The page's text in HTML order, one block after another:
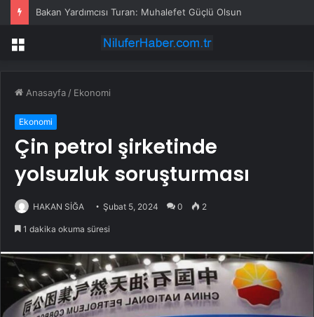
Bakan Yardımcısı Turan: Muhalefet Güçlü Olsun
Menü
Anasayfa / Ekonomi
Ekonomi
Çin petrol şirketinde
yolsuzluk soruşturması
HAKAN SİĞA Şubat 5, 2024 0 2
1 dakika okuma süresi